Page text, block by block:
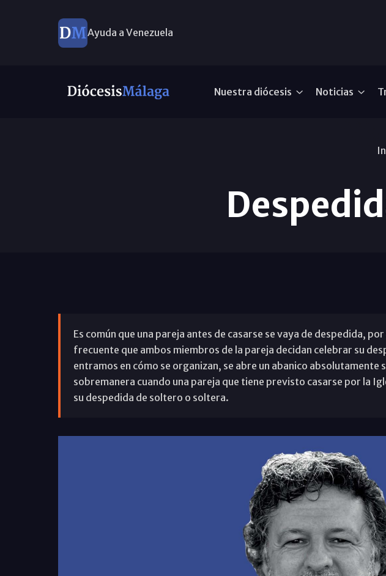
Ayuda a Venezuela
Nuestra diócesis Noticias
Es común que una pareja antes de casarse se vaya de despedida,
frecuente que ambos miembros de la pareja decidan celebrar su
entramos en cómo se organizan, se abre un abanico absolutamente
sobremanera cuando una pareja que tiene previsto casarse por la
su despedida de soltero o soltera.